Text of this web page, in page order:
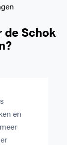
de Schok
en